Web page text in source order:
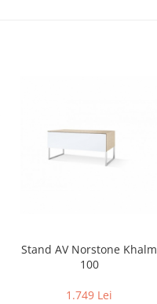
Stand AV Norstone Khalm
100
1.749 Lei